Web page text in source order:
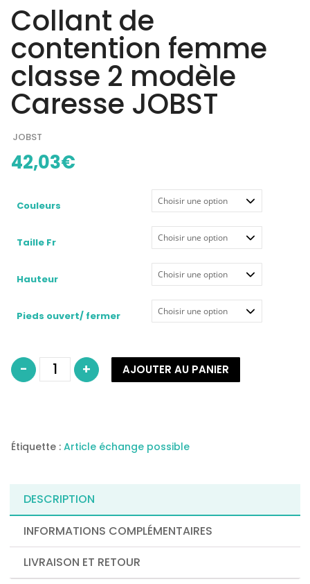
Collant de
contention femme
classe 2 modèle
Caresse JOBST
JOBST
42,03€
Couleurs
Taille Fr
Hauteur
Pieds ouvert/ fermer
- quantité
Collant
Caresse
JOBST
+ AJOUTER AU PANIER
Étiquette : Article échange possible
DESCRIPTION
INFORMATIONS COMPLÉMENTAIRES
LIVRAISON ET RETOUR